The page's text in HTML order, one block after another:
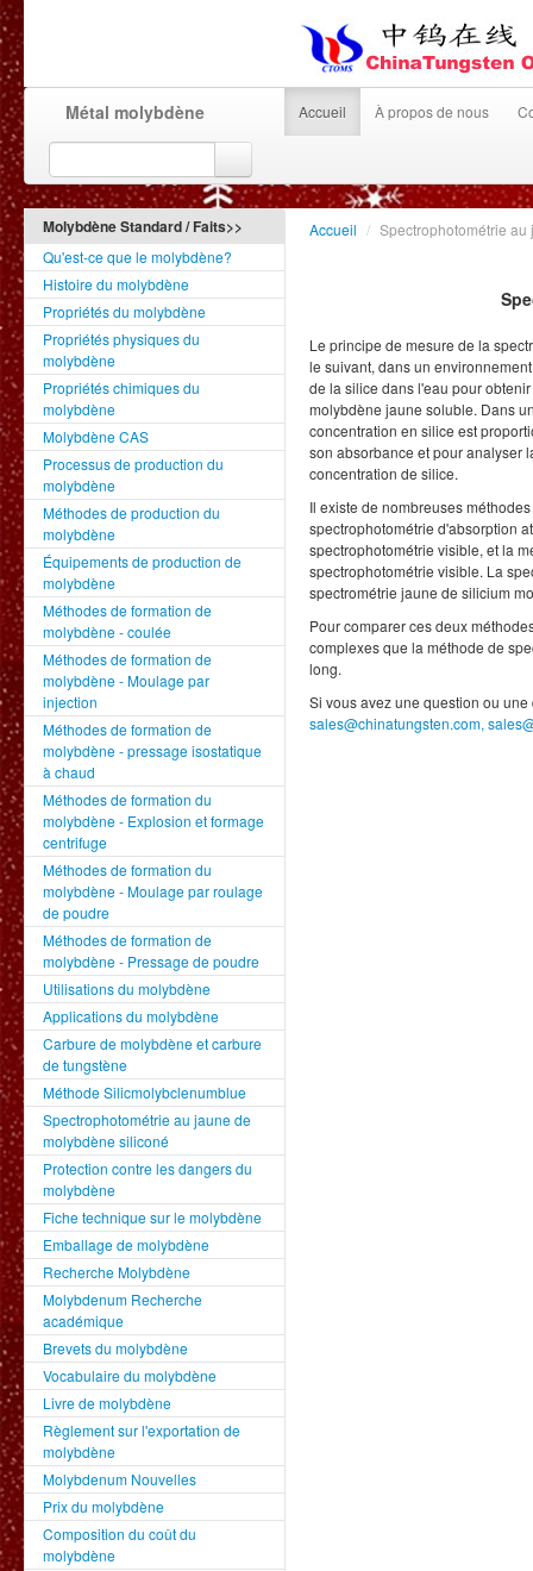
Métal molybdène Accueil À propos de nous
Molybdène Standard / Faits>>
Qu'est-ce que le molybdène?
Histoire du molybdène
Propriétés du molybdène
Propriétés physiques du
molybdène
Propriétés chimiques du
molybdène
Molybdène CAS
Processus de production du
molybdène
Méthodes de production du
molybdène
Équipements de production de
molybdène
Méthodes de formation de
molybdène - coulée
Méthodes de formation de
molybdène - Moulage par
injection
Méthodes de formation de
molybdène - pressage isostatique
à chaud
Méthodes de formation du
molybdène - Explosion et formage
centrifuge
Méthodes de formation du
molybdène - Moulage par roulage
de poudre
Méthodes de formation de
molybdène - Pressage de poudre
Utilisations du molybdène
Applications du molybdène
Carbure de molybdène et carbure
de tungstène
Méthode Silicmolybclenumblue
Spectrophotométrie au jaune de
molybdène siliconé
Protection contre les dangers du
molybdène
Fiche technique sur le molybdène
Emballage de molybdène
Recherche Molybdène
Molybdenum Recherche
académique
Brevets du molybdène
Vocabulaire du molybdène
Livre de molybdène
Règlement sur l'exportation de
molybdène
Molybdenum Nouvelles
Prix du molybdène
Composition du coût du
molybdène
Accueil / Spectrophotométrie
Le principe de mesure de la
le suivant, dans un
de la silice dans l'eau pour
molybdène jaune soluble. Dans
concentration en silice est
son absorbance et pour analyser
concentration de silice.
Il existe de nombreuses
spectrophotométrie d'absorption
spectrophotométrie visible, et la
spectrophotométrie visible. La
spectrométrie jaune de silicium
Pour comparer ces deux
complexes que la méthode de
long.
Si vous avez une question ou
sales@chinatungsten.com,